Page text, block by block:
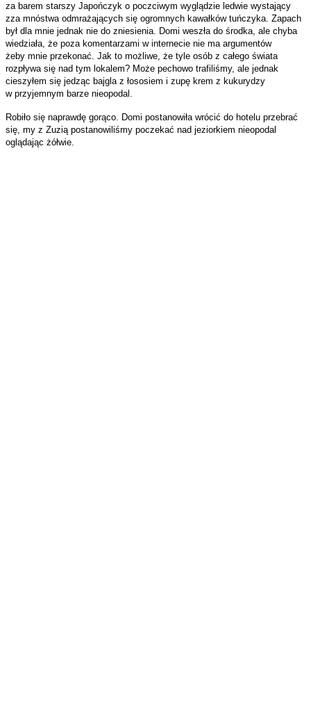
za barem starszy Japończyk o poczciwym wyglądzie ledwie wystający
zza mnóstwa odmrażających się ogromnych kawałków tuńczyka. Zapach
był dla mnie jednak nie do zniesienia. Domi weszła do środka, ale chyba
wiedziała, że poza komentarzami w internecie nie ma argumentów
żeby mnie przekonać. Jak to możliwe, że tyle osób z całego świata
rozpływa się nad tym lokalem? Może pechowo trafiliśmy, ale jednak
cieszyłem się jedząc bajgla z łososiem i zupę krem z kukurydzy
w przyjemnym barze nieopodal.
Robiło się naprawdę gorąco. Domi postanowiła wrócić do hotelu przebrać
się, my z Zuzią postanowiliśmy poczekać nad jeziorkiem nieopodal
oglądając żółwie.